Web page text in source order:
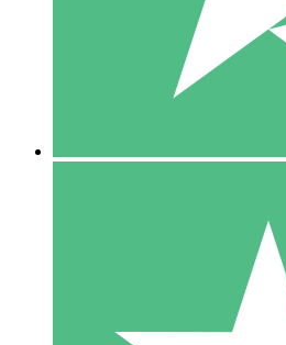
1000
10 Downloads
20 00